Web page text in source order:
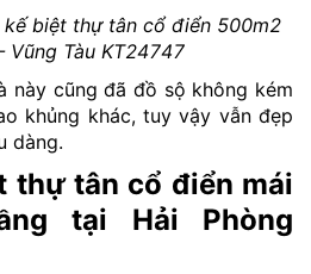
kế biệt thự tân cổ điển 500m2
Vũng Tàu KT24747
này cũng đã đồ sộ không kém
khủng khác, tuy vậy vẫn đẹp
dàng.
thự tân cổ điển mái
tại Hải Phòng